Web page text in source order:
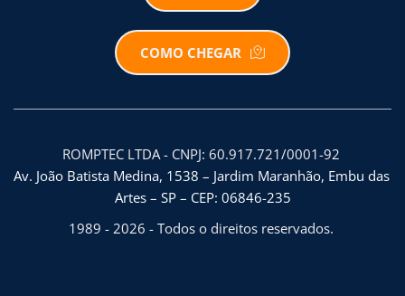
COMO CHEGAR
ROMPTEC LTDA - CNPJ: 60.917.721/0001-92
Av. João Batista Medina, 1538 – Jardim Maranhão, Embu das
Artes – SP – CEP: 06846-235
1989 - 2026 - Todos o direitos reservados.